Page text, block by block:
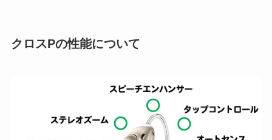
クロスPの性能について